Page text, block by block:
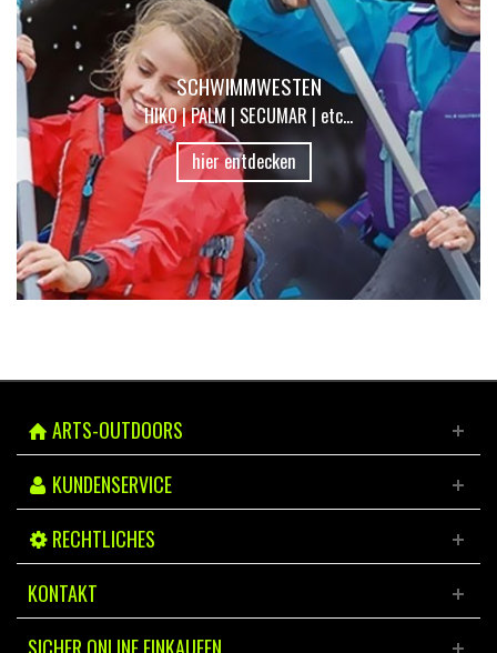
SCHWIMMWESTEN
HIKO | PALM | SECUMAR | etc...
hier entdecken
ARTS-OUTDOORS
KUNDENSERVICE
RECHTLICHES
KONTAKT